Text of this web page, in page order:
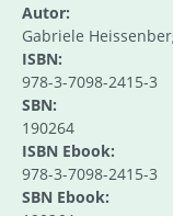
Autor:
Gabriele
ISBN:
978-3-7098-2415-3
SBN:
190264
ISBN Ebook:
978-3-7098-2415-3
SBN Ebook: